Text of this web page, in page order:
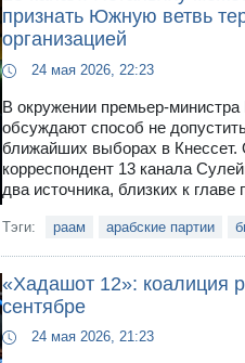
признать Южную ветвь
организацией
24 мая 2026, 22:23
В окружении премьер-
обсуждают способ не
ближайших выборах в
корреспондент 13 канала
два источника, близких к главе
Тэги: раам арабские партии
«Хадашот 12»: коалиция
сентябре
24 мая 2026, 21:23